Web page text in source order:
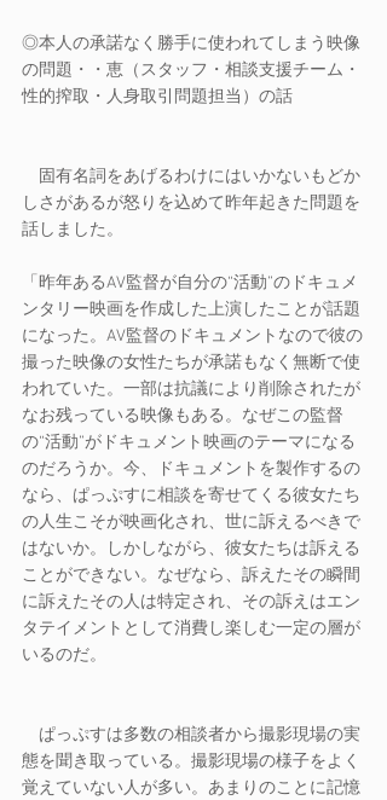
◎本人の承諾なく勝手に使われてしまう映像
の問題・・恵（スタッフ・相談支援チーム・
性的搾取・人身取引問題担当）の話
固有名詞をあげるわけにはいかないもどか
しさがあるが怒りを込めて昨年起きた問題を
話しました。
「昨年あるAV監督が自分の“活動”のドキュメ
ンタリー映画を作成した上演したことが話題
になった。AV監督のドキュメントなので彼の
撮った映像の女性たちが承諾もなく無断で使
われていた。一部は抗議により削除されたが
なお残っている映像もある。なぜこの監督
の“活動”がドキュメント映画のテーマになる
のだろうか。今、ドキュメントを製作するの
なら、ぱっぷすに相談を寄せてくる彼女たち
の人生こそが映画化され、世に訴えるべきで
はないか。しかしながら、彼女たちは訴える
ことができない。なぜなら、訴えたその瞬間
に訴えたその人は特定され、その訴えはエン
タテイメントとして消費し楽しむ一定の層が
いるのだ。
ぱっぷすは多数の相談者から撮影現場の実
態を聞き取っている。撮影現場の様子をよく
覚えていない人が多い。あまりのことに記憶